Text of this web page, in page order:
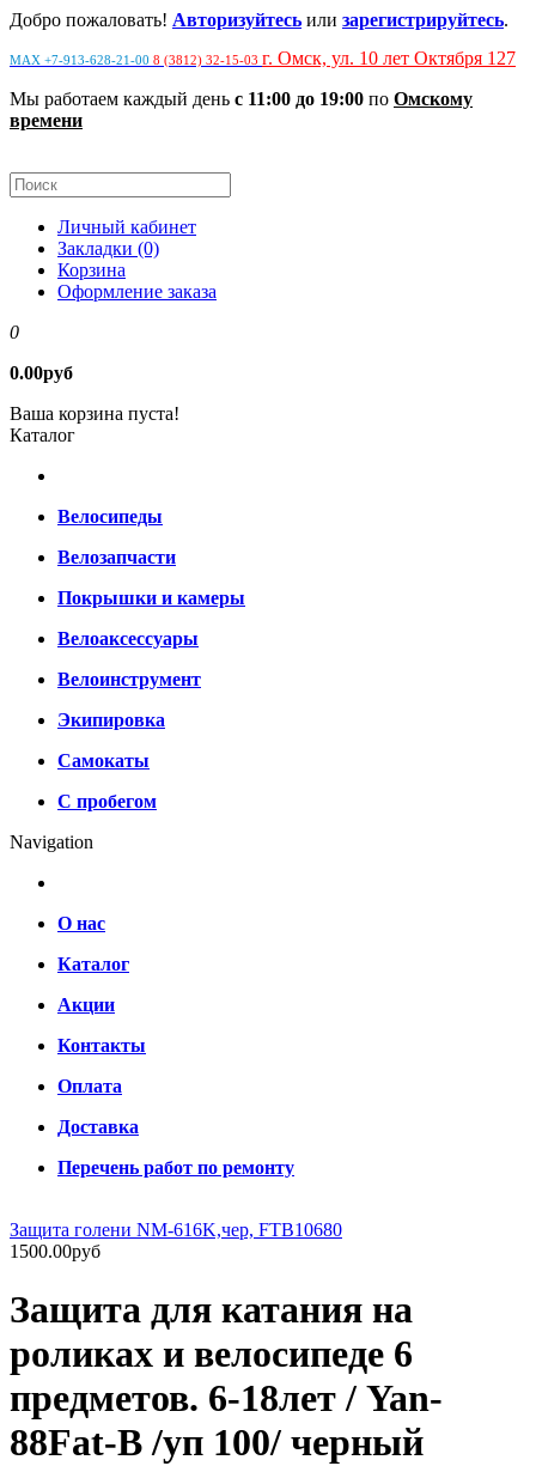
Добро пожаловать! Авторизуйтесь или зарегистрируйтесь.
MAX +7-913-628-21-00 8 (3812) 32-15-03 г. Омск, ул. 10 лет Октября 127
Мы работаем каждый день с 11:00 до 19:00 по Омскому
времени
Личный кабинет
Закладки (0)
Корзина
Оформление заказа
0
0.00руб
Ваша корзина пуста!
Каталог
Велосипеды
Велозапчасти
Покрышки и камеры
Велоаксессуары
Велоинструмент
Экипировка
Самокаты
С пробегом
Navigation
О нас
Каталог
Акции
Контакты
Оплата
Доставка
Перечень работ по ремонту
Защита голени NM-616K,чер, FTB10680
1500.00руб
Защита для катания на
роликах и велосипеде 6
предметов. 6-18лет / Yan-
88Fat-B /уп 100/ черный